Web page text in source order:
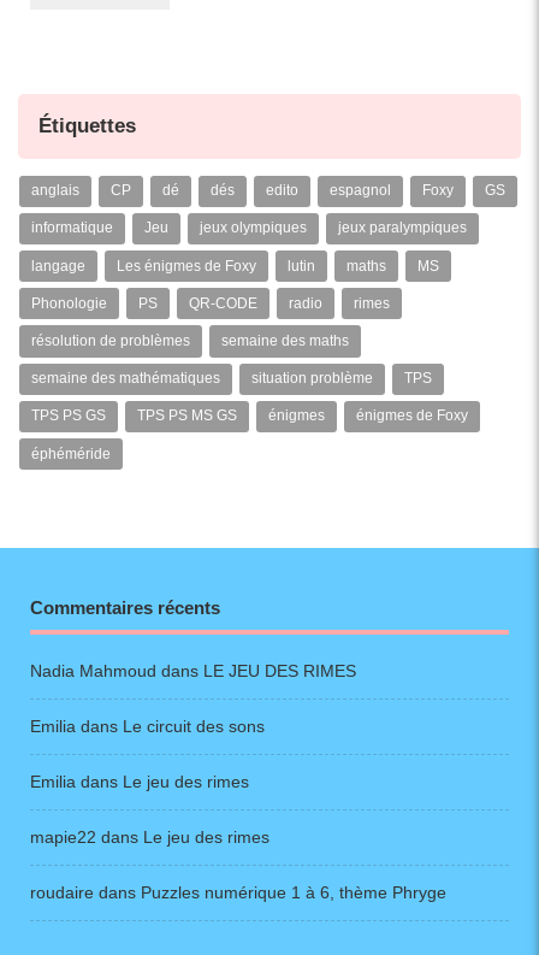
Étiquettes
anglais CP dé dés edito espagnol Foxy GS
informatique Jeu jeux olympiques jeux paralympiques
langage Les énigmes de Foxy lutin maths MS
Phonologie PS QR-CODE radio rimes
résolution de problèmes semaine des maths
semaine des mathématiques situation problème TPS
TPS PS GS TPS PS MS GS énigmes énigmes de Foxy
éphéméride
Commentaires récents
Nadia Mahmoud dans LE JEU DES RIMES
Emilia dans Le circuit des sons
Emilia dans Le jeu des rimes
mapie22 dans Le jeu des rimes
roudaire dans Puzzles numérique 1 à 6, thème Phryge